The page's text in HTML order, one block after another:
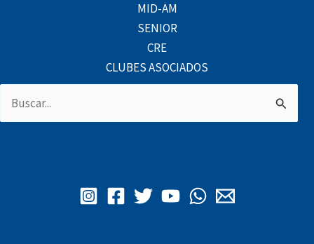
MID-AM
SENIOR
CRE
CLUBES ASOCIADOS
Buscar
por: